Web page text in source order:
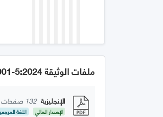
ملفات الوثيقة GSO IEC TR 62001-5:2024
الإنجليزية 132 صفحات
الإصدار الحالي اللغة